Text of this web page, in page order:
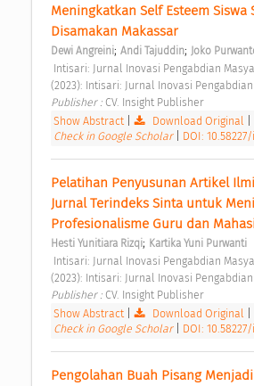
Meningkatkan Self Esteem Siswa
Disamakan Makassar
Dewi Angreini; Andi Tajuddin; Joko
(2023): Intisari: Jurnal Inovasi
Publisher : CV. Insight Publisher
Show Abstract| Download Original
Check in Google Scholar
DOI:
Pelatihan Penyusunan Artikel
Jurnal Terindeks Sinta untuk
Profesionalisme Guru dan
Hesti Yunitiara Rizqi; Kartika Yuni Purwanti
(2023): Intisari: Jurnal Inovasi
Publisher : CV. Insight Publisher
Show Abstract| Download Original
Check in Google Scholar
DOI:
Pengolahan Buah Pisang